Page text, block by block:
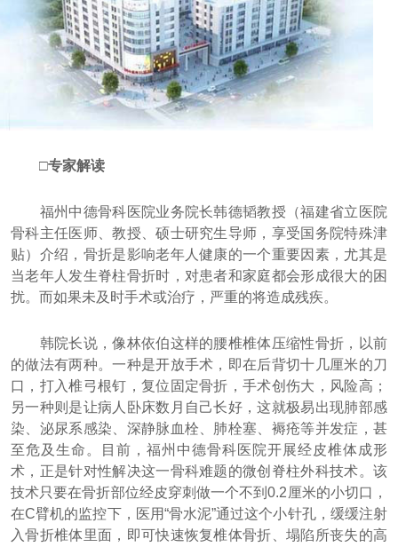
□专家解读
福州中德骨科医院业务院长韩德韬教授（福建省立医院
骨科主任医师、教授、硕士研究生导师，享受国务院特殊津
贴）介绍，骨折是影响老年人健康的一个重要因素，尤其是
当老年人发生脊柱骨折时，对患者和家庭都会形成很大的困
扰。而如果未及时手术或治疗，严重的将造成残疾。
韩院长说，像林依伯这样的腰椎椎体压缩性骨折，以前
的做法有两种。一种是开放手术，即在后背切十几厘米的刀
口，打入椎弓根钉，复位固定骨折，手术创伤大，风险高；
另一种则是让病人卧床数月自己长好，这就极易出现肺部感
染、泌尿系感染、深静脉血栓、肺栓塞、褥疮等并发症，甚
至危及生命。目前，福州中德骨科医院开展经皮椎体成形
术，正是针对性解决这一骨科难题的微创脊柱外科技术。该
技术只要在骨折部位经皮穿刺做一个不到0.2厘米的小切口，
在C臂机的监控下，医用“骨水泥”通过这个小针孔，缓缓注射
入骨折椎体里面，即可快速恢复椎体骨折、塌陷所丧失的高